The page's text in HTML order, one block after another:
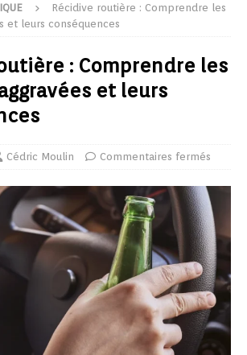
Récidive routière : Comprendre les
et leurs conséquences
: Comprendre les
et leurs
Cédric Moulin Commentaires fermés